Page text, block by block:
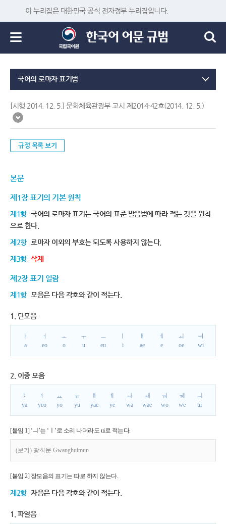
이 누리집은 대한민국 공식 전자정부 누리집입니다.
국어의 로마자 표기법
[시행 2014. 12. 5.] 문화체육관광부 고시 제2014-42호(2014. 12. 5.)
규정 목록 보기
본문
제1장 표기의 기본 원칙
제1항 국어의 로마자 표기는 국어의 표준 발음법에 따라 적는 것을 원칙
으로 한다.
제2항 로마자 이외의 부호는 되도록 사용하지 않는다.
제3항 삭제
제2장 표기 일람
제1항 모음은 다음 각호와 같이 적는다.
1. 단모음
ㅏ
a
ㅓ
eo
ㅗ
o
ㅜ
u
ㅡ
eu
i
ㅐ
ae
ㅔ
e
ㅚ
oe
ㅟ
wi
2. 이중 모음
ㅑ
ya
ㅕ
yeo
ㅛ
yo
ㅠ
yu
ㅒ
yae
ㅖ
ye
ㅘ
wa
ㅙ
wae
ㅝ
wo
ㅞ
we
ㅢ
ui
[붙임 1] ‘ㅢ’는 ‘ㅣ’로 소리 나더라도 ui로 적는다.
(보기) 광희문 Gwanghuimun
[붙임 2] 장모음의 표기는 따로 하지 않는다.
제2항 자음은 다음 각호와 같이 적는다.
1. 파열음